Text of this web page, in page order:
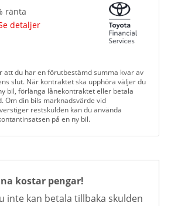
ränta
detaljer
att du har en förutbestämd summa kvar av
slut. När kontraktet ska upphöra väljer du
bil, förlänga lånekontraktet eller betala
Om din bils marknadsvärde vid
restskulden kan du använda
på en ny bil.
kostar pengar!
inte kan betala tillbaka skulden